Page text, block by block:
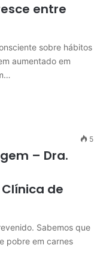
entre
sobre hábitos
aumentado em
5
– Dra.
de
Sabemos que
pobre em carnes